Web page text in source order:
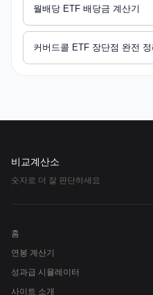
월배당 ETF 배당금 계산기
커버드콜 ETF 장단점 완전 정
비교계산소
숫자로 더 잘 판단하세요
홈
연봉 계산기
성과급 시뮬레이터
사이트 소개